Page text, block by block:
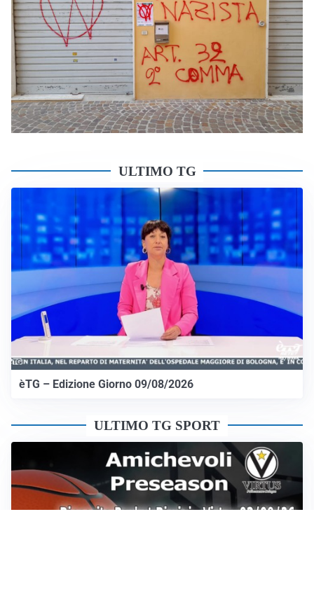
ULTIMO TG
èTG – Edizione Giorno 09/08/2026
ULTIMO TG SPORT